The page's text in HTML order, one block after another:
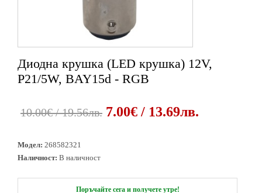
Диодна крушка (LED крушка) 12V,
P21/5W, BAY15d - RGB
10.00€ / 19.56лв. 7.00€ / 13.69лв.
Модел: 268582321
Наличност: В наличност
Поръчайте сега и получете утре!